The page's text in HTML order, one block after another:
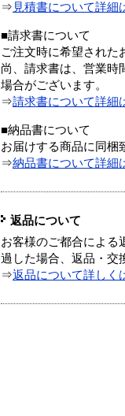
⇒ 見積書について詳細
■請求書について
ご注文時に希望された
尚、請求書は、営業時
場合がございます。
⇒請求書について詳細
■納品書について
お届けする商品に同梱
⇒納品書について詳細
返品について
お客様のご都合による
過した場合、返品・交
⇒返品について詳しく